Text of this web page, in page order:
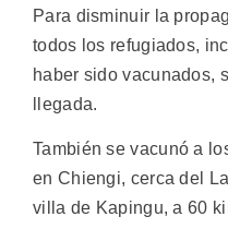
Para disminuir la
todos los refugiados,
haber sido vacunados,
llegada.
También se vacunó a
en Chiengi, cerca del
villa de Kapingu, a 60